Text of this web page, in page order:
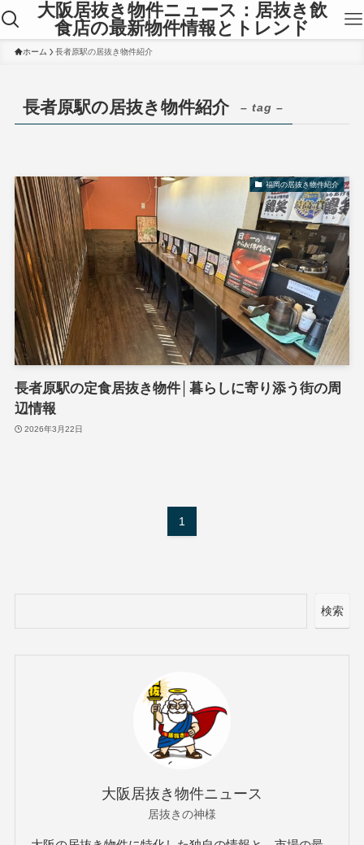
大阪居抜き物件ニュース：居抜き飲
食店の最新物件情報とトレンド
ホーム 長者原駅の居抜き物件紹介
長者原駅の居抜き物件紹介 – tag –
福岡の居抜き物件紹介
長者原駅の定食居抜き物件│暮らしに寄り添う街の周
辺情報
2026年3月22日
1
検索
大阪居抜き物件ニュース
居抜きの神様